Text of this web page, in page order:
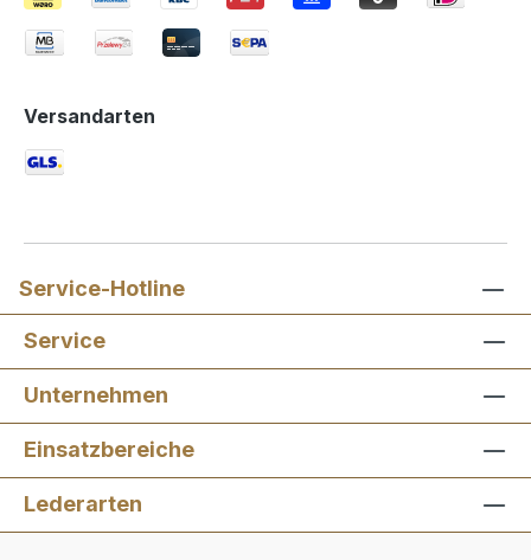
Versandarten
Service-Hotline
Service
Unternehmen
Einsatzbereiche
Lederarten